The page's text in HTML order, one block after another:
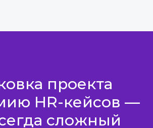
проекта
HR-кейсов —
сложный